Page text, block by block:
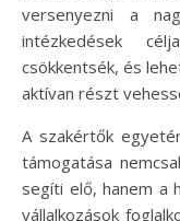
versenyezni a
intézkedések
csökkentsék, és
aktívan részt
A szakértők
támogatása
segíti elő, hanem a
vállalkozások